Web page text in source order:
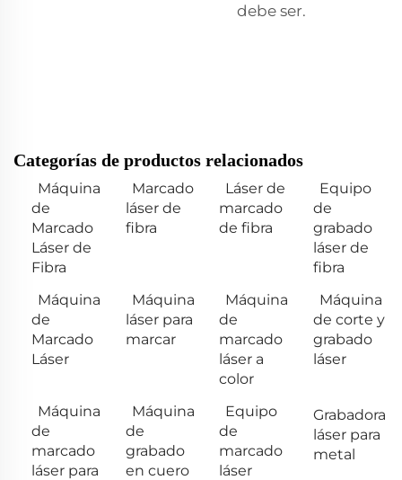
debe ser.
Categorías de productos relacionados
Máquina
de
Marcado
Láser de
Fibra
Marcado
láser de
fibra
Láser de
marcado
de fibra
Equipo
de
grabado
láser de
fibra
Máquina
de
Marcado
Láser
Máquina
láser para
marcar
Máquina
de
marcado
láser a
color
Máquina
de corte y
grabado
láser
Máquina
de
marcado
láser para
Máquina
de
grabado
en cuero
Equipo
de
marcado
láser
Grabadora
láser para
metal